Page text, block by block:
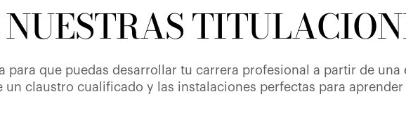
para que puedas desarrollar tu carrera profesional a partir de una
un claustro cualificado y las instalaciones perfectas para aprender